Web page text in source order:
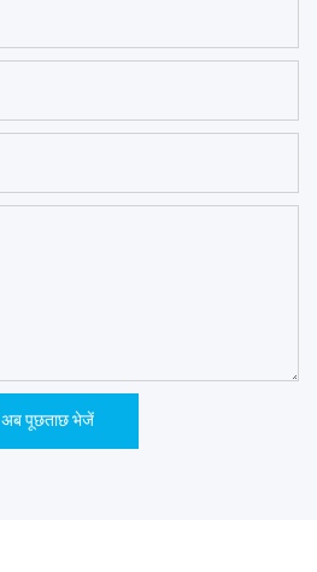
अब पूछताछ भेजें